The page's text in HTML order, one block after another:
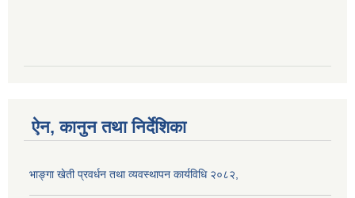
ऐन, कानुन तथा निर्देशिका
भाङ्गा खेती प्रवर्धन तथा व्यवस्थापन कार्यविधि २०८२,